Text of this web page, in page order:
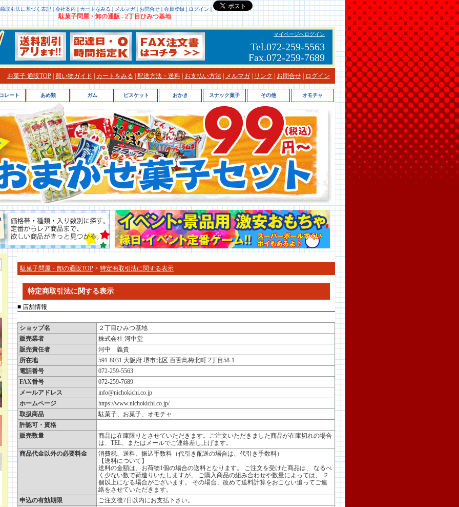
取引法に基づく表記 | 会社案内 | カートをみる | メルマガ| お問合せ| 会員登録| ログイン |
駄菓子問屋・卸の通販 - 2丁目ひみつ基地
マイページへログイン
Tel.072-259-5563
Fax.072-259-7689
お菓子 通販TOP 買い物ガイド カートをみる 配送方法・送料 お支払い方法 メルマガ リンク お問合せ ログイン
駄菓子問屋・卸の通販TOP > 特定商取引法に関する表示
特定商取引法に関する表示
■ 店舗情報
ショップ名
２丁目ひみつ基地
販売業者
株式会社 河中堂
販売責任者
河中 義貴
所在地
591-8031 大阪府 堺市北区 百舌鳥梅北町 2丁目58-1
電話番号
072-259-5563
FAX番号
072-259-7689
メールアドレス
info@nichokichi.co.jp
ホームページ
https://www.nichokichi.co.jp/
取扱商品
駄菓子、お菓子、オモチャ
許認可・資格
販売数量
商品は在庫限りとさせていただきます。ご注文いただきました商品が在庫切れの場合
は、TEL、またはメールでご連絡差し上げます。
商品代金以外の必要料金
消費税、送料、振込手数料（代引き配送の場合は、代引き手数料）
【送料について】
送料の金額は、お荷物1個の場合の送料となります。 ご注文を受けた商品は、 なるべ
く少ない数で荷造りいたしますが、 ご購入商品の組み合わせや数量によっては、 ２
個以上になる場合がございます。 その場合、改めて送料計算をおこない追ってご連
絡をさせていただきます。
申込の有効期限
ご注文後7日以内にお支払下さい。